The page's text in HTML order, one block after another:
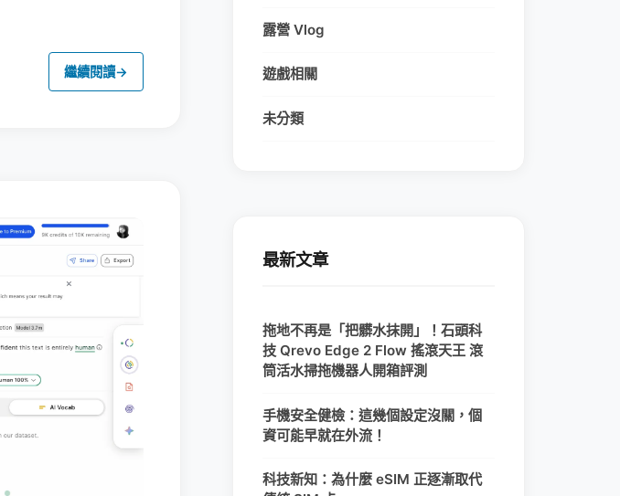
繼續閱讀→
露營 Vlog
遊戲相關
未分類
最新文章
拖地不再是「把髒水抹開」！石頭科
技 Qrevo Edge 2 Flow 搖滾天王 滾
筒活水掃拖機器人開箱評測
手機安全健檢：這幾個設定沒關，個
資可能早就在外流！
科技新知：為什麼 eSIM 正逐漸取代